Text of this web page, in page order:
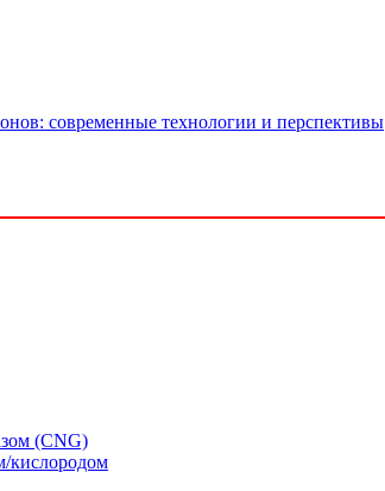
современные технологии и перспективы
(CNG)
кислородом